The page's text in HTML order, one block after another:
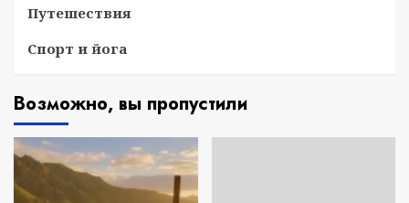
Путешествия
Спорт и йога
Возможно, вы пропустили